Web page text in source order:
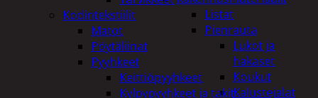
Listat
Pienrauta
Lukot ja
hakaset
Koukut
Kalustejalat
Kodintekstiilit
Matot
Pöytäliinat
Pyyhkeet
Keittiöpyyhkeet
Kylpypyyhkeet ja takit